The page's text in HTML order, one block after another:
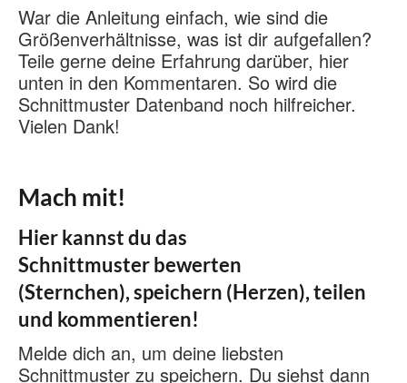
War die Anleitung einfach, wie sind die
Größenverhältnisse, was ist dir aufgefallen?
Teile gerne deine Erfahrung darüber, hier
unten in den Kommentaren. So wird die
Schnittmuster Datenband noch hilfreicher.
Vielen Dank!
Mach mit!
Hier kannst du das
Schnittmuster bewerten
(Sternchen), speichern (Herzen), teilen
und kommentieren!
Melde dich an, um deine liebsten
Schnittmuster zu speichern. Du siehst dann